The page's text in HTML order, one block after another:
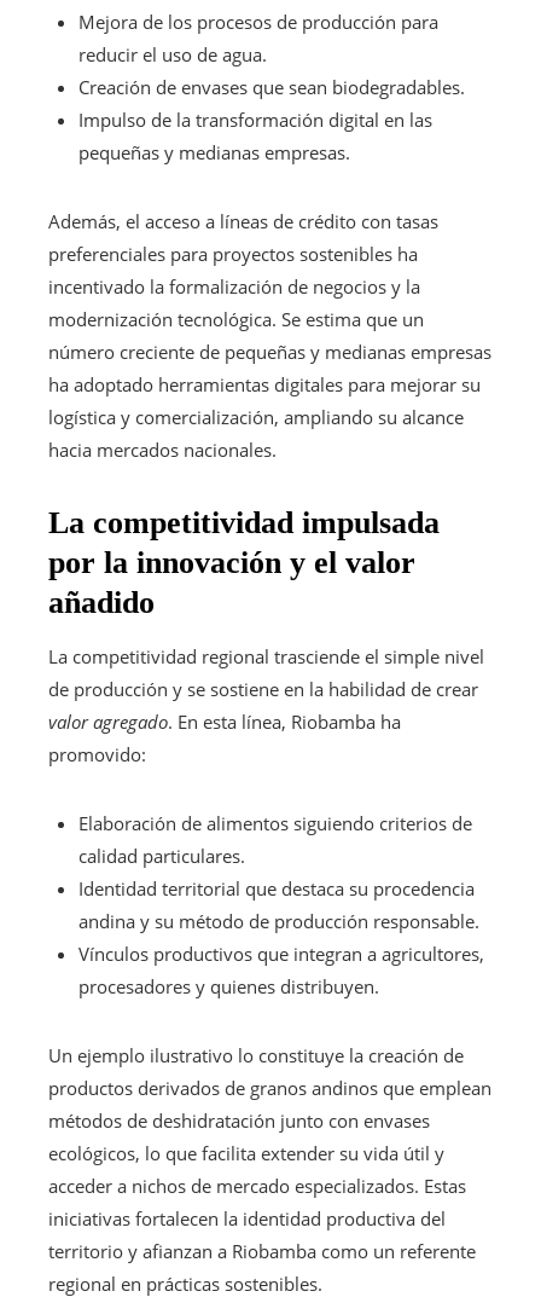
Mejora de los procesos de producción para
reducir el uso de agua.
Creación de envases que sean biodegradables.
Impulso de la transformación digital en las
pequeñas y medianas empresas.
Además, el acceso a líneas de crédito con tasas
preferenciales para proyectos sostenibles ha
incentivado la formalización de negocios y la
modernización tecnológica. Se estima que un
número creciente de pequeñas y medianas empresas
ha adoptado herramientas digitales para mejorar su
logística y comercialización, ampliando su alcance
hacia mercados nacionales.
La competitividad impulsada
por la innovación y el valor
añadido
La competitividad regional trasciende el simple nivel
de producción y se sostiene en la habilidad de crear
valor agregado. En esta línea, Riobamba ha
promovido:
Elaboración de alimentos siguiendo criterios de
calidad particulares.
Identidad territorial que destaca su procedencia
andina y su método de producción responsable.
Vínculos productivos que integran a agricultores,
procesadores y quienes distribuyen.
Un ejemplo ilustrativo lo constituye la creación de
productos derivados de granos andinos que emplean
métodos de deshidratación junto con envases
ecológicos, lo que facilita extender su vida útil y
acceder a nichos de mercado especializados. Estas
iniciativas fortalecen la identidad productiva del
territorio y afianzan a Riobamba como un referente
regional en prácticas sostenibles.